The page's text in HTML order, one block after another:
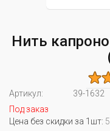
Нить
Артикул:
39-1632
Под заказ
Цена без скидки за 1шт: